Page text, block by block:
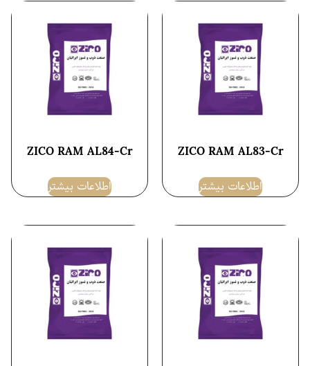
ZICO RAM AL83-Cr
اطلاعات بیشتر
ZICO RAM AL84-Cr
اطلاعات بیشتر